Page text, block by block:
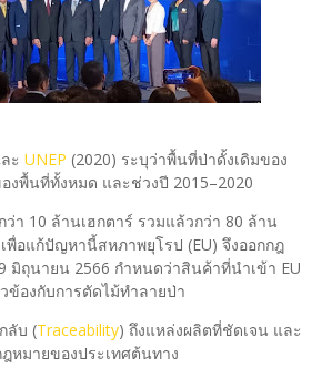
ะ UNEP (2020) ระบุว่าพื้นที่ป่าดั้งเดิมของ
องพื้นที่ทั้งหมด และช่วงปี 2015–2020
า 10 ล้านเฮกตาร์ รวมแล้วกว่า 80 ล้าน
พื่อแก้ปัญหานี้สหภาพยุโรป (EU) จึงออกกฎ
มิถุนายน 2566 กำหนดว่าสินค้าที่นำเข้า EU
ข้องกับการตัดไม้ทำลายป่า
ลับ (Traceability) ถึงแหล่งผลิตที่ชัดเจน และ
หมายของประเทศต้นทาง